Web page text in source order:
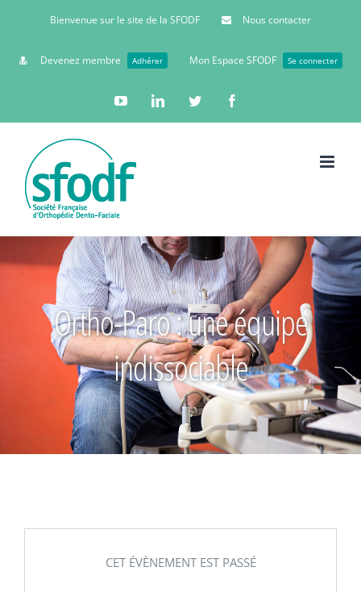
Bienvenue sur le site de la SFODF Nous contacter
Devenez membre Adhérer Mon Espace SFODF Se connecter
YouTubeLinkedinTwitter
Ortho-Paro : une équipe
indissociable
CET ÉVÈNEMENT EST PASSÉ